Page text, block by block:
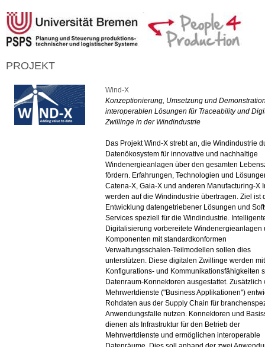
PROJEKT
Wind-X
Konzeptionierung, Umsetzung und
interoperablen Lösungen für Traceability und
Zwillinge in der Windindustrie
Das Projekt Wind-X strebt an, die Windindustrie
Datenökosystem für innovative und nachhaltige
Windenergieanlagen über den gesamten
fördern. Erfahrungen, Technologien und
Catena-X, Gaia-X und anderen Manufacturing-X
werden auf die Windindustrie übertragen. Ziel ist
Entwicklung datengetriebener Lösungen und
Services speziell für die Windindustrie.
Digitalisierung vorbereitete Windenergieanlagen
Komponenten mit standardkonformen
Verwaltungsschalen-Teilmodellen sollen dies
unterstützen. Diese digitalen Zwillinge werden mit
Konfigurations- und Kommunikationsfähigkeiten
Datenraum-Konnektoren ausgestattet. Zusätzlich
Mehrwertdienste ("Business Applikationen")
Rohdaten aus der Supply Chain für
Anwendungsfalle nutzen. Konnektoren und
dienen als Infrastruktur für den Betrieb der
Mehrwertdienste und ermöglichen interoperable